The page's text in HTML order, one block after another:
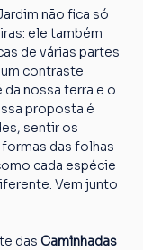
não fica só
ele também
de várias partes
contraste
nossa terra e o
proposta é
sentir os
das folhas
cada espécie
Vem junto
das Caminhadas